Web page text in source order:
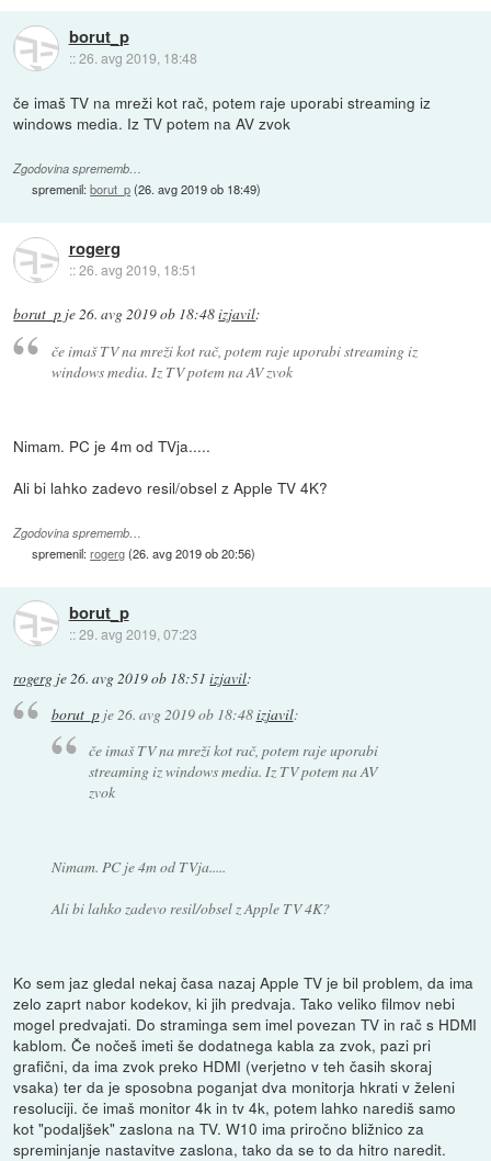
borut_p
::26. avg 2019, 18:48
če imaš TV na mreži kot rač, potem raje uporabi streaming iz
windows media. Iz TV potem na AV zvok
Zgodovina sprememb…
spremenil:borut_p(26. avg 2019 ob 18:49)
rogerg
::26. avg 2019, 18:51
borut_p je26. avg 2019 ob 18:48izjavil:
če imaš TV na mreži kot rač, potem raje uporabi streaming iz
windows media. Iz TV potem na AV zvok
Nimam. PC je 4m od TVja.....
Ali bi lahko zadevo resil/obsel z Apple TV 4K?
Zgodovina sprememb…
spremenil:rogerg(26. avg 2019 ob 20:56)
borut_p
::29. avg 2019, 07:23
rogerg je26. avg 2019 ob 18:51 izjavil:
borut_pje26. avg 2019 ob 18:48izjavil:
če imaš TV na mreži kot rač, potem raje uporabi
streaming iz windows media. Iz TV potem na AV
zvok
Nimam. PC je 4m od TVja.....
Ali bi lahko zadevo resil/obsel z Apple TV 4K?
Ko sem jaz gledal nekaj časa nazaj Apple TV je bil problem, da ima
zelo zaprt nabor kodekov, ki jih predvaja. Tako veliko filmov nebi
mogel predvajati. Do straminga sem imel povezan TV in rač s HDMI
kablom. Če nočeš imeti še dodatnega kabla za zvok, pazi pri
grafični, da ima zvok preko HDMI (verjetno v teh časih skoraj
vsaka) ter da je sposobna poganjat dva monitorja hkrati v želeni
resoluciji. če imaš monitor 4k in tv 4k, potem lahko narediš samo
kot "podaljšek" zaslona na TV. W10 ima priročno bližnico za
spreminjanje nastavitve zaslona, tako da se to da hitro naredit.